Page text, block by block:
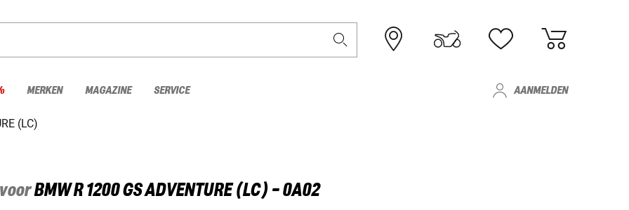
MERKEN MAGAZINE SERVICE AANMELDEN
(LC)
BMWR 1200 GS ADVENTURE (LC) - 0A02